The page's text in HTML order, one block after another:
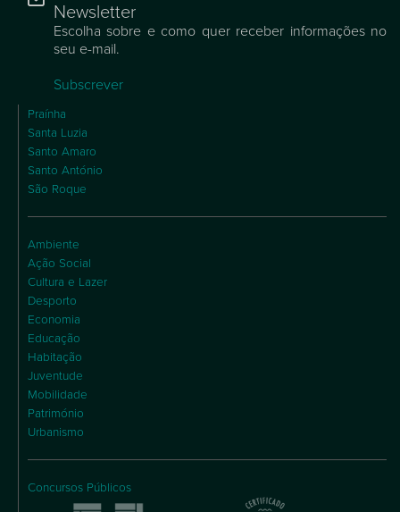
Newsletter
Escolha sobre e como quer receber informações no
seu e-mail.
Subscrever
Praínha
Santa Luzia
Santo Amaro
Santo António
São Roque
Ambiente
Ação Social
Cultura e Lazer
Desporto
Economia
Educação
Habitação
Juventude
Mobilidade
Património
Urbanismo
Concursos Públicos